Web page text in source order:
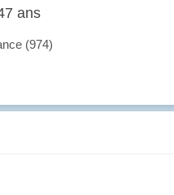
ans
(974)